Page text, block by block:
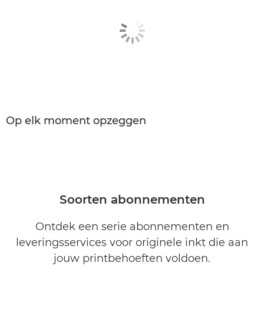
Op elk moment opzeggen
Soorten abonnementen
Ontdek een serie abonnementen en
leveringsservices voor originele inkt die aan
jouw printbehoeften voldoen.